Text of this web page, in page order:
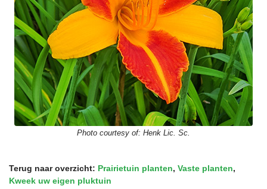
Photo courtesy of: Henk Lic. Sc.
Terug naar overzicht: Prairietuin planten, Vaste planten,
Kweek uw eigen pluktuin